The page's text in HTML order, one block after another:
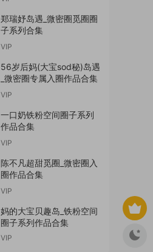
郑瑞妤岛遇_微密圈觅圈圈
子系列合集
VIP
56岁后妈(大宝sod秘)岛遇
_微密圈专属入圈作品合集
VIP
一口奶铁粉空间圈子系列
作品合集
VIP
陈不凡超甜觅圈_微密圈入
圈作品合集
VIP
妈的大宝贝趣岛_铁粉空间
圈子系列作品合集
VIP